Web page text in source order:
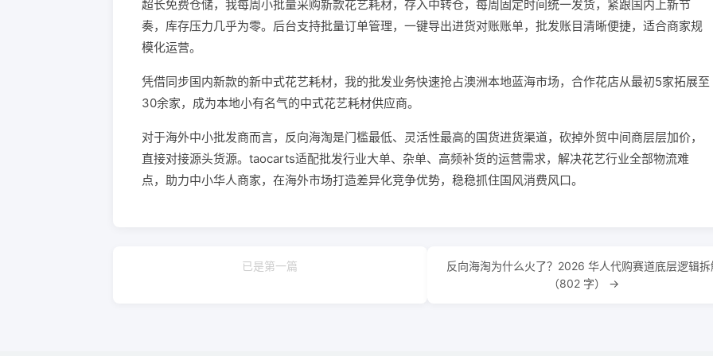
超长免费仓储，我每周小批量采购新款花艺耗材，存入中转仓，每周固定时间统一发货，紧跟国内上新节
奏，库存压力几乎为零。后台支持批量订单管理，一键导出进货对账账单，批发账目清晰便捷，适合商家规
模化运营。
凭借同步国内新款的新中式花艺耗材，我的批发业务快速抢占澳洲本地蓝海市场，合作花店从最初5家拓展至
30余家，成为本地小有名气的中式花艺耗材供应商。
对于海外中小批发商而言，反向海淘是门槛最低、灵活性最高的国货进货渠道，砍掉外贸中间商层层加价，
直接对接源头货源。taocarts适配批发行业大单、杂单、高频补货的运营需求，解决花艺行业全部物流难
点，助力中小华人商家，在海外市场打造差异化竞争优势，稳稳抓住国风消费风口。
已是第一篇
反向海淘为什么火了？2026 华人代购赛道底层逻辑拆
（802 字） →